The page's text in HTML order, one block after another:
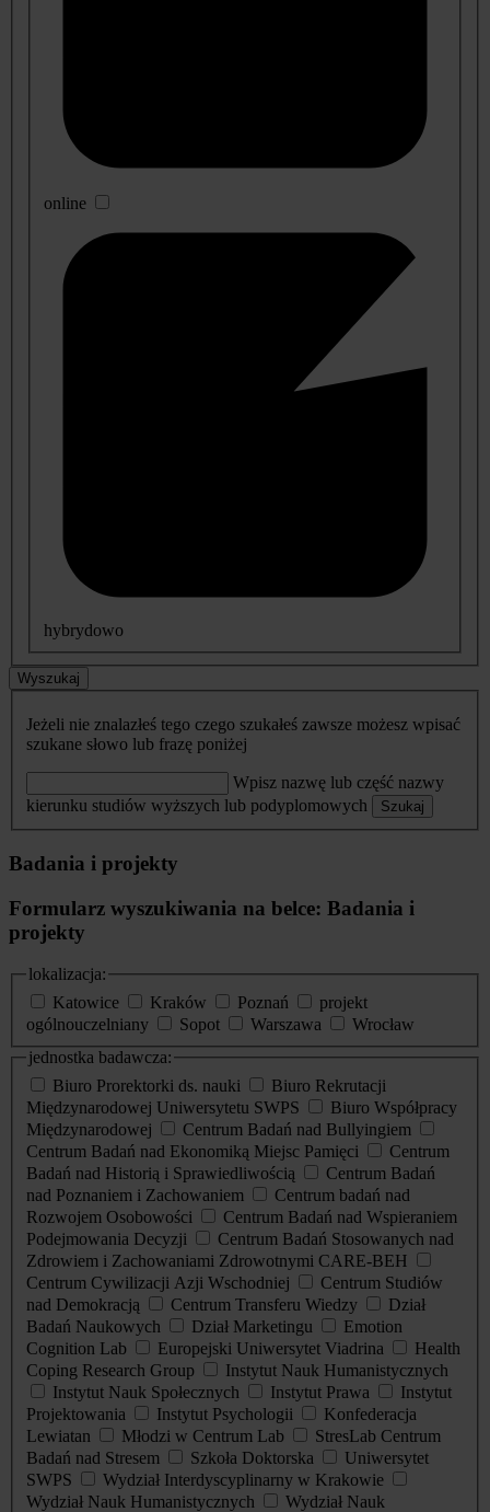
online
hybrydowo
Wyszukaj
Jeżeli nie znalazłeś tego czego szukałeś zawsze możesz wpisać
szukane słowo lub frazę poniżej
Wpisz nazwę lub część nazwy
kierunku studiów wyższych lub podyplomowych
Szukaj
Badania i projekty
Formularz wyszukiwania na belce: Badania i
projekty
lokalizacja:
Katowice
Kraków Poznań
projekt
ogólnouczelniany
Sopot Warszawa
Wrocław
jednostka badawcza:
Biuro Prorektorki ds. nauki
Biuro Rekrutacji
Międzynarodowej Uniwersytetu SWPS
Biuro Współpracy
Międzynarodowej
Centrum Badań nad Bullyingiem
Centrum Badań nad Ekonomiką Miejsc Pamięci
Centrum
Badań nad Historią i Sprawiedliwością
Centrum Badań
nad Poznaniem i Zachowaniem
Centrum badań nad
Rozwojem Osobowości
Centrum Badań nad Wspieraniem
Podejmowania Decyzji
Centrum Badań Stosowanych nad
Zdrowiem i Zachowaniami Zdrowotnymi CARE-BEH
Centrum Cywilizacji Azji Wschodniej
Centrum Studiów
nad Demokracją
Centrum Transferu Wiedzy
Dział
Badań Naukowych
Dział Marketingu
Emotion
Cognition Lab
Europejski Uniwersytet Viadrina
Health
Coping Research Group
Instytut Nauk Humanistycznych
Instytut Nauk Społecznych
Instytut Prawa
Instytut
Projektowania
Instytut Psychologii
Konfederacja
Lewiatan
Młodzi w Centrum Lab
StresLab Centrum
Badań nad Stresem
Szkoła Doktorska
Uniwersytet
SWPS
Wydział Interdyscyplinarny w Krakowie
Wydział Nauk Humanistycznych
Wydział Nauk